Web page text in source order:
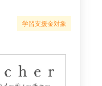
学習支援金対象